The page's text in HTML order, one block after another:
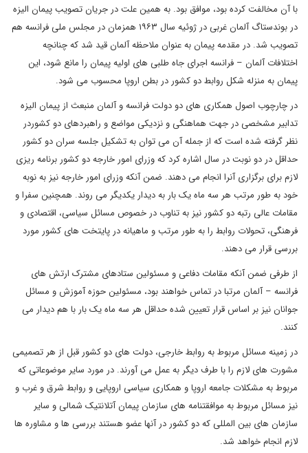
با آن مخالفت کرده بود، موافق بود. به همین علت در جریان تصویب پیمان الیزه
در بوندستاگ آلمان غربی در ژوئیه سال ۱۹۶۳ همزمان در مجلس ملی فرانسه هم
تصویب شد. در مقدمه پیمان به عنوان ملاحظه آلمان قید شد که چنانچه
اختلافات آلمان – فرانسه اجرای جاه طلبی های اولیه پیمان را مانع شود، این
پیمان به منزله شکل روابط دو کشور در بطن اروپا محسوب می شود.
در چارچوب اصول همکاری های دو دولت فرانسه و آلمان منبعث از پیمان الیزه
تدابیر مشخصی در جهت هماهنگی و نزدیکی مواضع و راهبردهای دو کشوردر
نظر گرفته شده است که از جمله آن می توان به تشکیل جلسه سران دو کشور
حداقل در دو نوبت در سال اشاره کرد که وزرای امور خارجه دو کشور برنامه ریزی
لازم برای برگزاری آنرا انجام می دهند. ضمن آنکه وزرای امور خارجه نیز به نوبه
خود به طور مرتب هر سه ماه یک بار به دیدار یکدیگر می روند. همچنین سفرا و
مقامات عالی رتبه دو کشور نیز به تناوب در خصوص مسائل سیاسی، اقتصادی و
فرهنگی، تحولات روابط را به طور مرتب و ماهیانه در پایتخت های کشور مورد
بررسی قرار می دهند.
از طرفی ضمن آنکه مقامات دفاعی و مسئولین ستادهای مشترک ارتش های
فرانسه – آلمان مرتبا در تماس خواهند بود، مسئولین حوزه آموزش و مسائل
جوانان نیز بر اساس قرار تعیین شده حداقل هر سه ماه یک بار با هم دیدار می
کنند.
در زمینه مسائل مربوط به روابط خارجی، دولت های دو کشور قبل از هر تصمیمی
مشورت های لازم را با طرف دیگر به عمل می آورند. در مورد سایر موضوعاتی که
مربوط به مشکلات جامعه اروپا و همکاری سیاسی اروپایی و روابط شرق و غرب و
نیز مسائل مربوط به موافقتنامه های سازمان پیمان آتلانتیک شمالی و سایر
سازمان های بین المللی که دو کشور در آنها عضو هستند بررسی ها و مشاوره ها
لازم انجام خواهد شد.